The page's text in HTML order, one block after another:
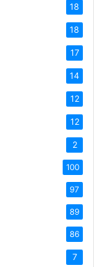
18
18
17
14
12
12
2
100
97
89
86
7